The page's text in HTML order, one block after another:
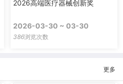
2026高端医疗器械创新奖
2026-03-30 ~ 03-30
386浏览次数
更多